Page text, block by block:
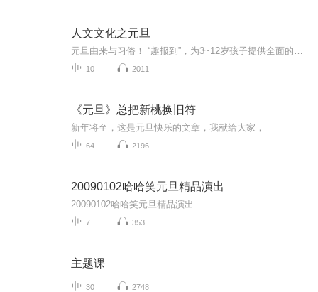
人文文化之元旦
10 2011
《元旦》总把新桃换旧符
新年将至，这是元旦快乐的文章，我献给大家，
64 2196
20090102哈哈笑元旦精品演出
20090102哈哈笑元旦精品演出
7 353
主题课
30 2748